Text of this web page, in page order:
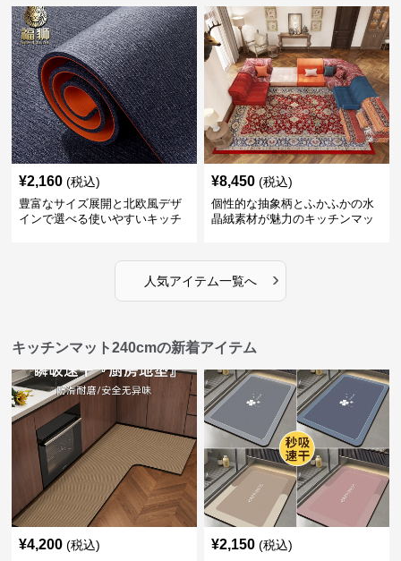
¥2,160 (税込)
豊富なサイズ展開と北欧風デザ
インで選べる使いやすいキッチ
¥8,450 (税込)
個性的な抽象柄とふかふかの水
晶絨素材が魅力のキッチンマッ
人気アイテム一覧へ ›
キッチンマット240cmの新着アイテム
¥4,200 (税込) ¥2,150 (税込)